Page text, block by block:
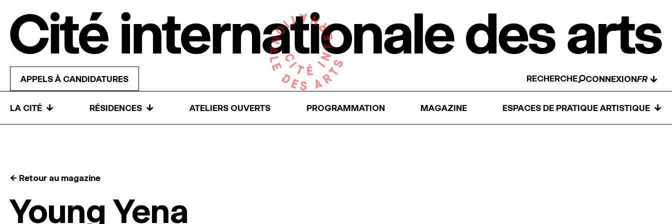
APPELS À CANDIDATURES RECHERCHE CONNEXION ↓
LA CITÉ ↓ RÉSIDENCES ↓ ATELIERS OUVERTS PROGRAMMATION MAGAZINE ESPACES DE PRATIQUE ARTISTIQUE ↓
← Retour au magazine
Young Yena